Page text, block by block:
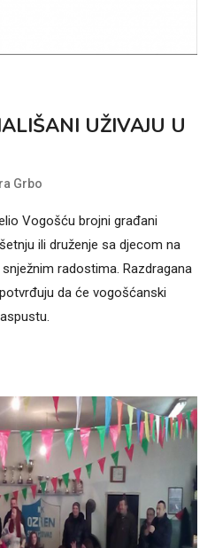
UŽIVAJU U
Grbo
Vogošću brojni građani
ili druženje sa djecom na
radostima. Razdragana
da će vogošćanski